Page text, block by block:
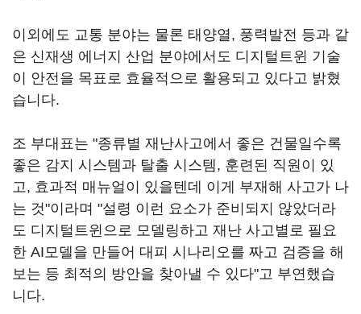
이외에도 교통 분야는 물론 태양열, 풍력발전 등과 같
은 신재생 에너지 산업 분야에서도 디지털트윈 기술
이 안전을 목표로 효율적으로 활용되고 있다고 밝혔
습니다.
조 부대표는 "종류별 재난사고에서 좋은 건물일수록
좋은 감지 시스템과 탈출 시스템, 훈련된 직원이 있
고, 효과적 매뉴얼이 있을텐데 이게 부재해 사고가 나
는 것"이라며 "설령 이런 요소가 준비되지 않았더라
도 디지털트윈으로 모델링하고 재난 사고별로 필요
한 AI모델을 만들어 대피 시나리오를 짜고 검증을 해
보는 등 최적의 방안을 찾아낼 수 있다"고 부연했습
니다.